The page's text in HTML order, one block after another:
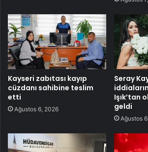
Kayseri zabıtası kayıp
cüzdanı sahibine teslim
etti
Ağustos 6, 2026
Seray
Işık’tan
geldi
Ağustos